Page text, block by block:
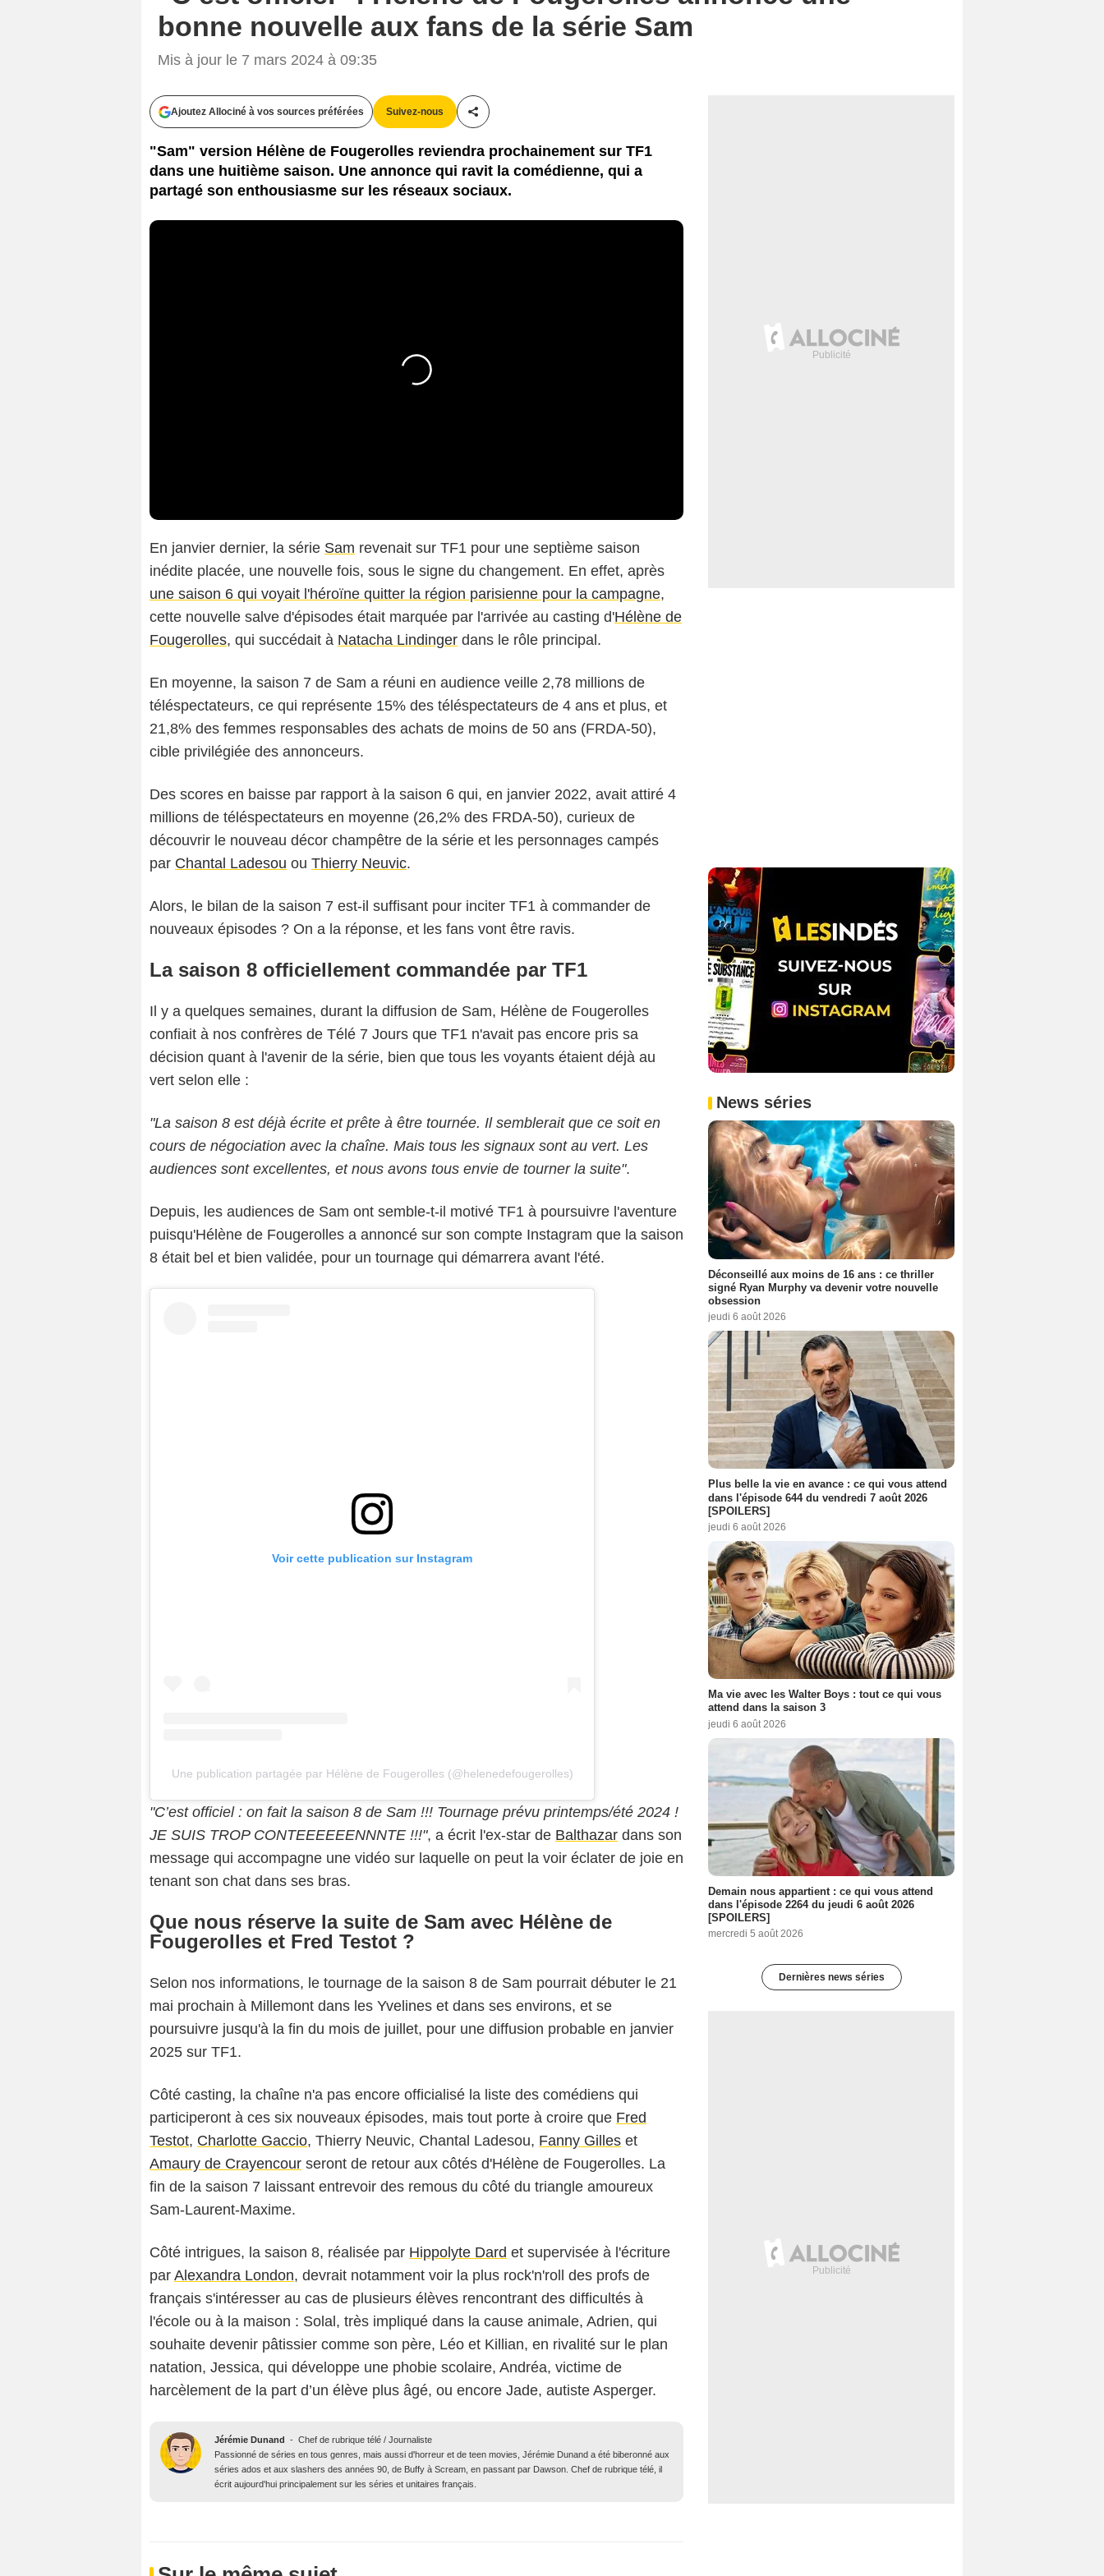
bonne nouvelle aux fans de la série Sam
Mis à jour le 7 mars 2024 à 09:35
Ajoutez Allociné à vos sources préférées Suivez-nous
Partager cet article
"Sam" version Hélène de Fougerolles reviendra prochainement sur TF1
dans une huitième saison. Une annonce qui ravit la comédienne, qui a
partagé son enthousiasme sur les réseaux sociaux.
En janvier dernier, la série Sam revenait sur TF1 pour une septième saison
inédite placée, une nouvelle fois, sous le signe du changement. En effet, après
une saison 6 qui voyait l'héroïne quitter la région parisienne pour la campagne,
cette nouvelle salve d'épisodes était marquée par l'arrivée au casting d'Hélène de
Fougerolles, qui succédait à Natacha Lindinger dans le rôle principal.
En moyenne, la saison 7 de Sam a réuni en audience veille 2,78 millions de
téléspectateurs, ce qui représente 15% des téléspectateurs de 4 ans et plus, et
21,8% des femmes responsables des achats de moins de 50 ans (FRDA-50),
cible privilégiée des annonceurs.
Des scores en baisse par rapport à la saison 6 qui, en janvier 2022, avait attiré 4
millions de téléspectateurs en moyenne (26,2% des FRDA-50), curieux de
découvrir le nouveau décor champêtre de la série et les personnages campés
par Chantal Ladesou ou Thierry Neuvic.
Alors, le bilan de la saison 7 est-il suffisant pour inciter TF1 à commander de
nouveaux épisodes ? On a la réponse, et les fans vont être ravis.
La saison 8 officiellement commandée par TF1
Il y a quelques semaines, durant la diffusion de Sam, Hélène de Fougerolles
confiait à nos confrères de Télé 7 Jours que TF1 n'avait pas encore pris sa
décision quant à l'avenir de la série, bien que tous les voyants étaient déjà au
vert selon elle :
"La saison 8 est déjà écrite et prête à être tournée. Il semblerait que ce soit en
cours de négociation avec la chaîne. Mais tous les signaux sont au vert. Les
audiences sont excellentes, et nous avons tous envie de tourner la suite".
Depuis, les audiences de Sam ont semble-t-il motivé TF1 à poursuivre l'aventure
puisqu'Hélène de Fougerolles a annoncé sur son compte Instagram que la saison
8 était bel et bien validée, pour un tournage qui démarrera avant l'été.
Voir cette publication sur Instagram
Une publication partagée par Hélène de Fougerolles (@helenedefougerolles)
"C’est officiel : on fait la saison 8 de Sam !!! Tournage prévu printemps/été 2024 !
JE SUIS TROP CONTEEEEEENNNTE !!!", a écrit l'ex-star de Balthazar dans son
message qui accompagne une vidéo sur laquelle on peut la voir éclater de joie en
tenant son chat dans ses bras.
Que nous réserve la suite de Sam avec Hélène de
Fougerolles et Fred Testot ?
Selon nos informations, le tournage de la saison 8 de Sam pourrait débuter le 21
mai prochain à Millemont dans les Yvelines et dans ses environs, et se
poursuivre jusqu'à la fin du mois de juillet, pour une diffusion probable en janvier
2025 sur TF1.
Côté casting, la chaîne n'a pas encore officialisé la liste des comédiens qui
participeront à ces six nouveaux épisodes, mais tout porte à croire que Fred
Testot, Charlotte Gaccio, Thierry Neuvic, Chantal Ladesou, Fanny Gilles et
Amaury de Crayencour seront de retour aux côtés d'Hélène de Fougerolles. La
fin de la saison 7 laissant entrevoir des remous du côté du triangle amoureux
Sam-Laurent-Maxime.
Côté intrigues, la saison 8, réalisée par Hippolyte Dard et supervisée à l'écriture
par Alexandra London, devrait notamment voir la plus rock'n'roll des profs de
français s'intéresser au cas de plusieurs élèves rencontrant des difficultés à
l'école ou à la maison : Solal, très impliqué dans la cause animale, Adrien, qui
souhaite devenir pâtissier comme son père, Léo et Killian, en rivalité sur le plan
natation, Jessica, qui développe une phobie scolaire, Andréa, victime de
harcèlement de la part d’un élève plus âgé, ou encore Jade, autiste Asperger.
Jérémie Dunand - Chef de rubrique télé / Journaliste
Passionné de séries en tous genres, mais aussi d'horreur et de teen movies, Jérémie Dunand a été biberonné aux
séries ados et aux slashers des années 90, de Buffy à Scream, en passant par Dawson. Chef de rubrique télé, il
écrit aujourd'hui principalement sur les séries et unitaires français.
News séries
Déconseillé aux moins de 16 ans : ce thriller
signé Ryan Murphy va devenir votre nouvelle
obsession
jeudi 6 août 2026
Plus belle la vie en avance : ce qui vous attend
dans l'épisode 644 du vendredi 7 août 2026
[SPOILERS]
jeudi 6 août 2026
Ma vie avec les Walter Boys : tout ce qui vous
attend dans la saison 3
jeudi 6 août 2026
Demain nous appartient : ce qui vous attend
dans l'épisode 2264 du jeudi 6 août 2026
[SPOILERS]
mercredi 5 août 2026
Dernières news séries